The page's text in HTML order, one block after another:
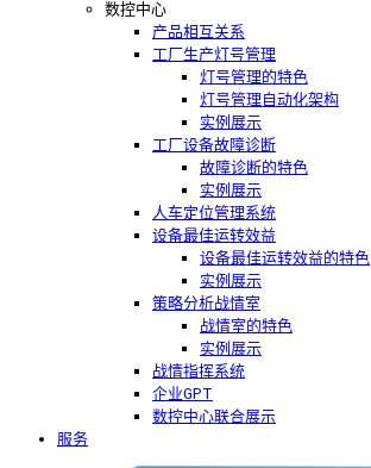
数控中心
产品相互关系
工厂生产灯号管理
灯号管理的特色
灯号管理自动化架构
实例展示
工厂设备故障诊断
故障诊断的特色
实例展示
人车定位管理系统
设备最佳运转效益
设备最佳运转效益的特色
实例展示
策略分析战情室
战情室的特色
实例展示
战情指挥系统
企业GPT
数控中心联合展示
服务